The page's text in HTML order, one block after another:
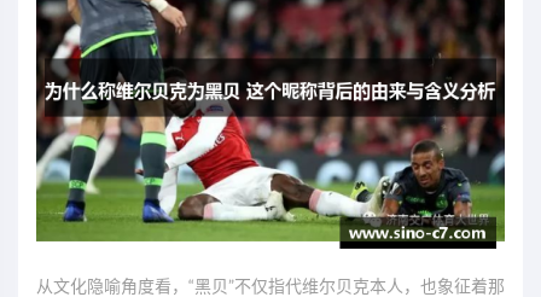
从文化隐喻角度看，“黑贝”不仅指代维尔贝克本人，也象征着那